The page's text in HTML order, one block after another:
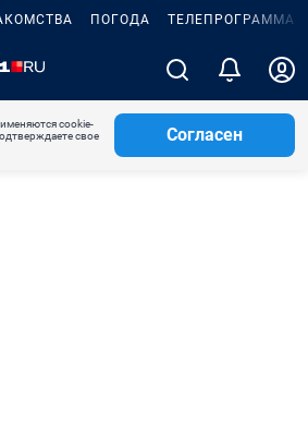
ПОГОДА ТЕЛЕПРОГРАММА
cookie-
свое
Согласен